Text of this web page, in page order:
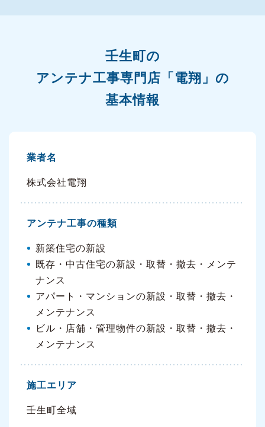
壬生町の
アンテナ工事専門店「電翔」の
基本情報
業者名
株式会社電翔
アンテナ工事の種類
新築住宅の新設
既存・中古住宅の新設・取替・撤去・メンテ
ナンス
アパート・マンションの新設・取替・撤去・
メンテナンス
ビル・店舗・管理物件の新設・取替・撤去・
メンテナンス
施工エリア
壬生町全域